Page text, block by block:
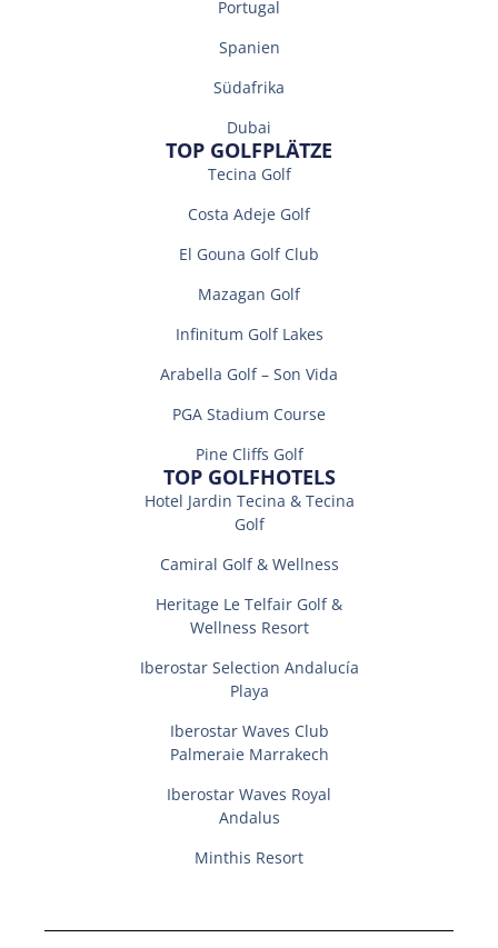
Portugal
Spanien
Südafrika
Dubai
TOP GOLFPLÄTZE
Tecina Golf
Costa Adeje Golf
El Gouna Golf Club
Mazagan Golf
Infinitum Golf Lakes
Arabella Golf – Son Vida
PGA Stadium Course
Pine Cliffs Golf
TOP GOLFHOTELS
Hotel Jardin Tecina & Tecina
Golf
Camiral Golf & Wellness
Heritage Le Telfair Golf &
Wellness Resort
Iberostar Selection Andalucí­a
Playa
Iberostar Waves Club
Palmeraie Marrakech
Iberostar Waves Royal
Andalus
Minthis Resort